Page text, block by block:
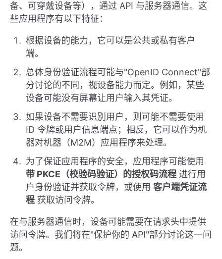
备、可穿戴设备等），通过 API 与服务器通信。这
些应用程序有以下特征：
根据设备的能力，它可以是公共或私有客户
端。
总体身份验证流程可能与"OpenID Connect"部
分讨论的不同，视设备能力而定。例如，某些
设备可能没有屏幕让用户输入其凭证。
如果设备不需要识別用户，则可能不需要使用
ID 令牌或用户信息端点；相反，它可以作为机
器对机器（M2M）应用程序来处理。
为了保证应用程序的安全，应用程序可能使用
带 PKCE（校验码验证）的授权码流程 进行用
户身份验证并获取令牌，或使用 客户端凭证流
程 获取访问令牌。
在与服务器通信时，设备可能需要在请求头中提供
访问令牌。我们将在"保护你的 API"部分讨论这一问
题。